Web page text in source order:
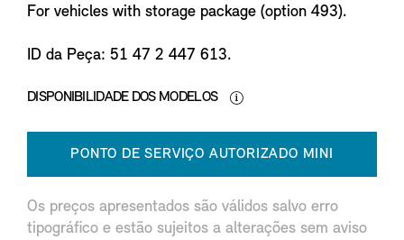
For vehicles with storage package (option 493).
ID da Peça: 51 47 2 447 613.
DISPONIBILIDADE DOS MODELOS
PONTO DE SERVIÇO AUTORIZADO MINI
Os preços apresentados são válidos salvo erro
tipográfico e estão sujeitos a alterações sem aviso